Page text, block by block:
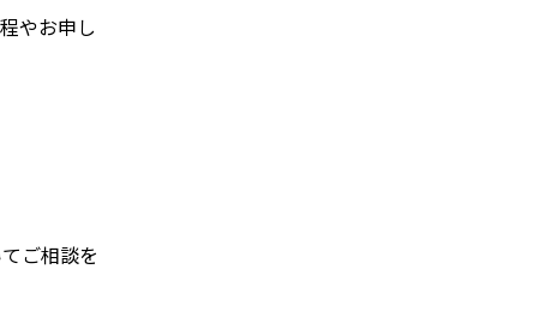
やお申し
ご相談を